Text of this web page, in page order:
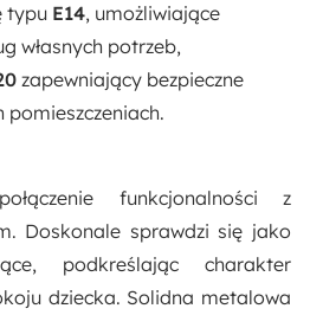
typu E14, umożliwiające
własnych potrzeb,
zapewniający bezpieczne
pomieszczeniach.
funkcjonalności z
Doskonale sprawdzi się jako
podkreślając charakter
dziecka. Solidna metalowa